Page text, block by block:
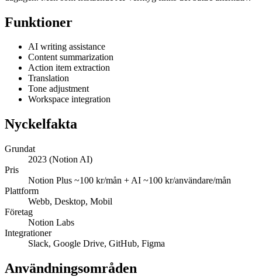
Funktioner
AI writing assistance
Content summarization
Action item extraction
Translation
Tone adjustment
Workspace integration
Nyckelfakta
Grundat
2023 (Notion AI)
Pris
Notion Plus ~100 kr/mån + AI ~100 kr/användare/mån
Plattform
Webb, Desktop, Mobil
Företag
Notion Labs
Integrationer
Slack, Google Drive, GitHub, Figma
Användningsområden